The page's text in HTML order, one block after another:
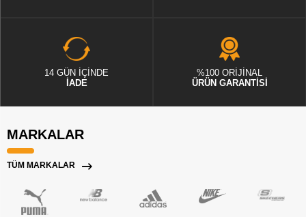
14 GÜN İÇİNDE
İADE
%100 ORİJİNAL
ÜRÜN GARANTİSİ
MARKALAR
TÜM MARKALAR